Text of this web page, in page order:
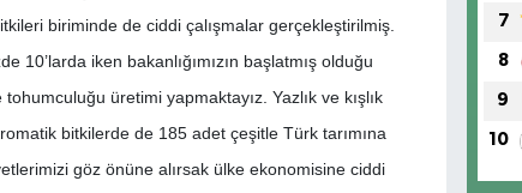
biriminde de ciddi çalışmalar gerçekleştirilmiş.
10’larda iken bakanlığımızın başlatmış olduğu
üretimi yapmaktayız. Yazlık ve kışlık
bitkilerde de 185 adet çeşitle Türk tarımına
göz önüne alırsak ülke ekonomisine ciddi
7
8
9
10